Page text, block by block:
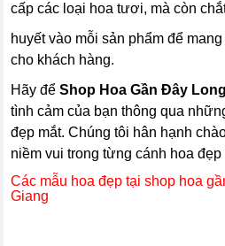
cấp các loại hoa tươi, mà còn
huyết vào mỗi sản phẩm để
cho khách hàng.
Hãy đểShop Hoa Gần Đây
tình cảm của bạn thông qua
đẹp mắt. Chúng tôi hân hạnh
niềm vui trong từng cánh hoa đẹp
Các mẫu hoa đẹp tại shop hoa
Giang